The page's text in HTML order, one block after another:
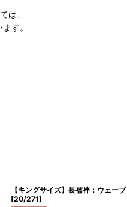
は、
す。
【キングサイズ】長襦袢：ウェーブ
[20/271]